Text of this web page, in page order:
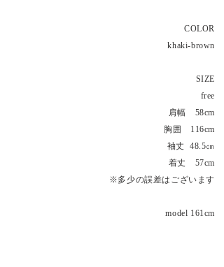
COLOR
khaki-brown
SIZE
free
肩幅 58cm
胸囲 116cm
​ 袖丈 48.5㎝
着丈 57cm
※多少の誤差はございます
model 161cm